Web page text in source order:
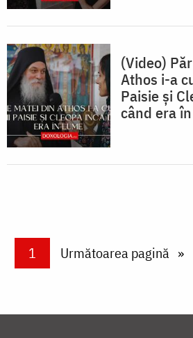
(Video)
Athos i-a
Paisie și
când era
PaginareCurrent page
1 Next page
Următoarea pagină